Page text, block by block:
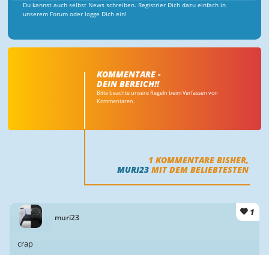
Du kannst auch selbst News schreiben. Registrier Dich dazu einfach in
unserem Forum oder logge Dich ein!
KOMMENTARE -
DEIN BEREICH!!
Bitte beachte unsere Regeln beim Verfassen von
Kommentaren.
1 KOMMENTARE BISHER,
MURI23 MIT DEM BELIEBTESTEN
muri23
1
crap